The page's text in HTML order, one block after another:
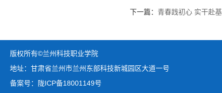
下一篇： 青春践初心 实干赴
版权所有©兰州科技职业学院
地址：甘肃省兰州市兰州东部科技新城园区大道一号
备案号：陇ICP备18001149号